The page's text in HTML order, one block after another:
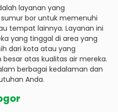
layanan yang
bor untuk memenuhi
tempat lainnya. Layanan ini
yang tinggal di area yang
dari kota atau yang
atas kualitas air mereka.
berbagai kedalaman dan
Anda.